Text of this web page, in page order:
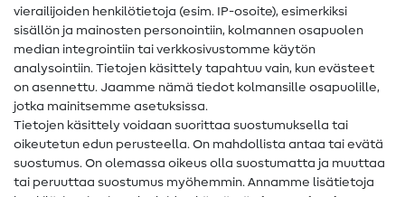
Ompeluohjeet
Apua ja yhteystiedot
Yhteystiedot
Tietoa omistajanvaihdoksesta
Peruutusoikeus
vierailijoiden henkilötietoja (esim. IP-osoite), esimerkiksi
sisällön ja mainosten personointiin, kolmannen osapuolen
median integrointiin tai verkkosivustomme käytön
analysointiin. Tietojen käsittely tapahtuu vain, kun evästeet
on asennettu. Jaamme nämä tiedot kolmansille osapuolille,
jotka mainitsemme asetuksissa.
Tietojen käsittely voidaan suorittaa suostumuksella tai
oikeutetun edun perusteella. On mahdollista antaa tai evätä
suostumus. On olemassa oikeus olla suostumatta ja muuttaa
tai peruuttaa suostumus myöhemmin. Annamme lisätietoja